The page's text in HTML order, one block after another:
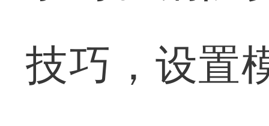
技巧，设置